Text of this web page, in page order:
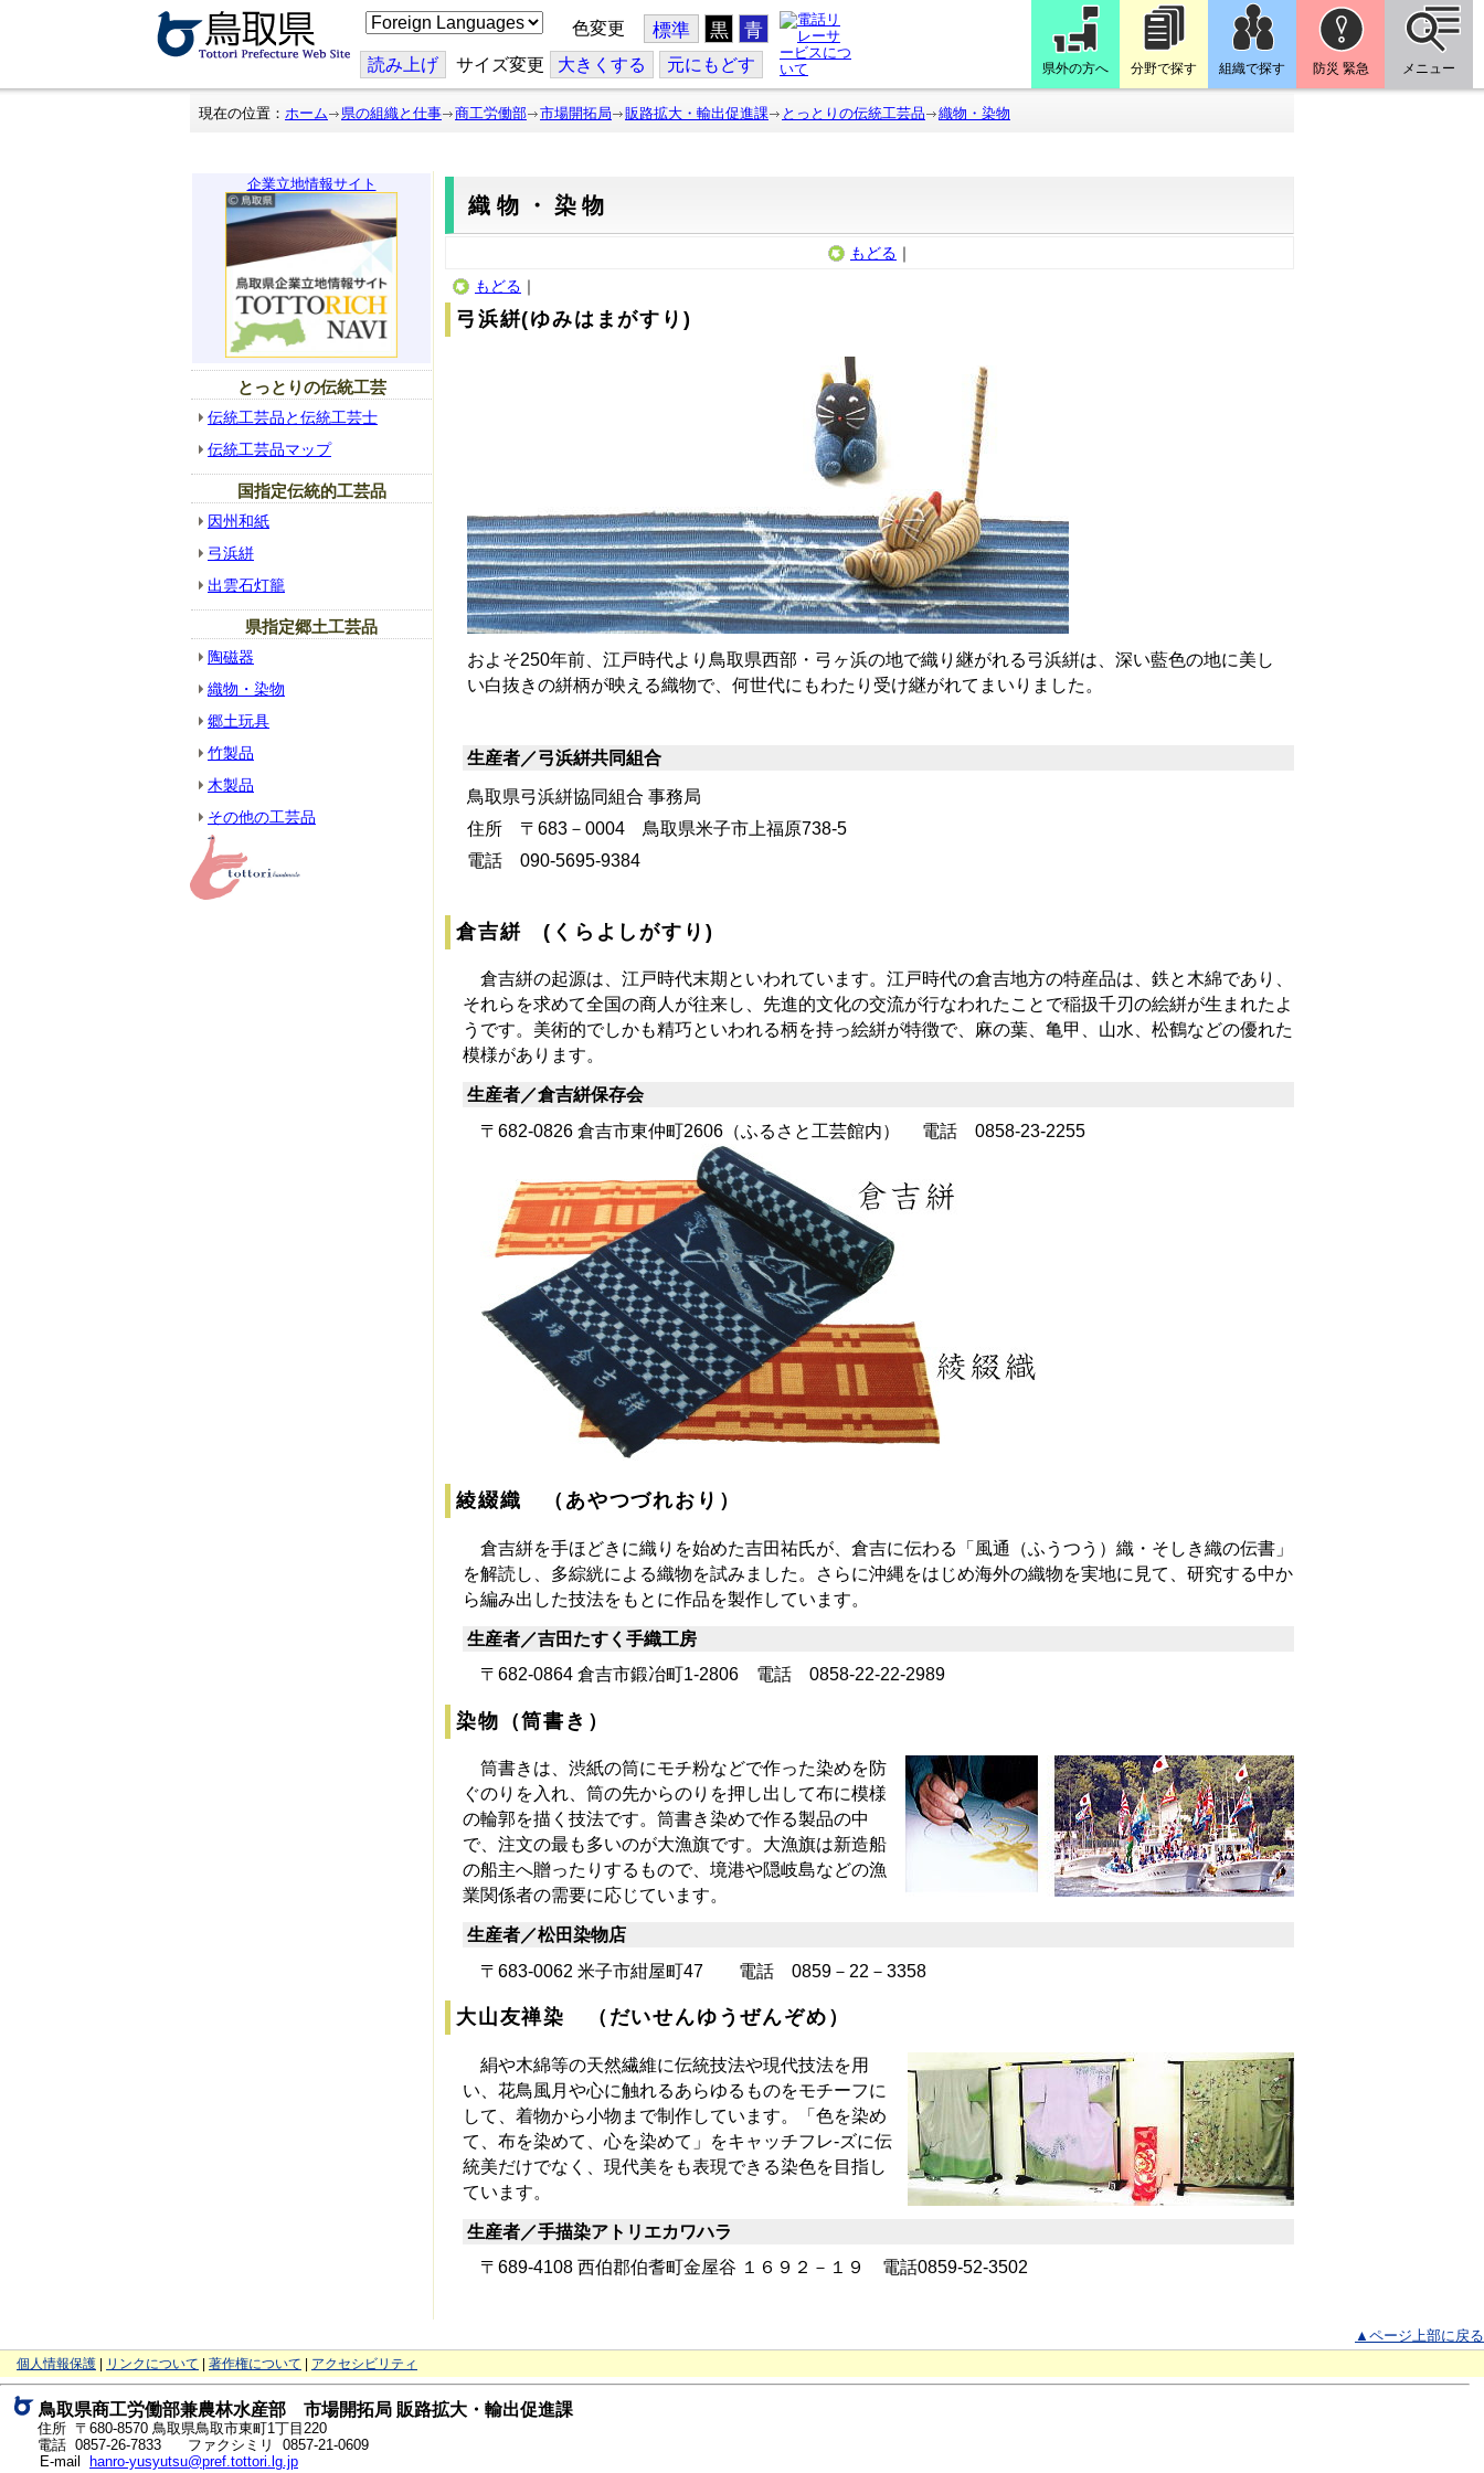
こ
の
ジ
を
翻
色変更 標準 黒 青
読み上げ サイズ変更 大きくする 元にもどす 県外の方へ 分野で探す 組織で探す 防災 緊急 メニュー
現在の位置： ホーム 県の組織と仕事 商工労働部 市場開拓局 販路拡大・輸出促進課 とっとりの伝統工芸品 織物・染物
企業立地情報サイト
とっとりの伝統工芸
伝統工芸品と伝統工芸士
伝統工芸品マップ
国指定伝統的工芸品
因州和紙
弓浜絣
出雲石灯籠
県指定郷土工芸品
陶磁器
織物・染物
郷土玩具
竹製品
木製品
その他の工芸品
織物・染物
もどる ｜
もどる ｜
弓浜絣(ゆみはまがすり)
およそ250年前、江戸時代より鳥取県西部・弓ヶ浜の地で織り継がれる弓浜絣は、深い藍色の地に美し
い白抜きの絣柄が映える織物で、何世代にもわたり受け継がれてまいりました。
生産者／弓浜絣共同組合
鳥取県弓浜絣協同組合 事務局
住所 〒683－0004 鳥取県米子市上福原738-5
電話 090-5695-9384
倉吉絣 (くらよしがすり)
倉吉絣の起源は、江戸時代末期といわれています。江戸時代の倉吉地方の特産品は、鉄と木綿であり、
それらを求めて全国の商人が往来し、先進的文化の交流が行なわれたことで稲扱千刃の絵絣が生まれたよ
うです。美術的でしかも精巧といわれる柄を持っ絵絣が特徴で、麻の葉、亀甲、山水、松鶴などの優れた
模様があります。
生産者／倉吉絣保存会
〒682-0826 倉吉市東仲町2606（ふるさと工芸館内） 電話 0858-23-2255
綾綴織 （あやつづれおり）
倉吉絣を手ほどきに織りを始めた吉田祐氏が、倉吉に伝わる「風通（ふうつう）織・そしき織の伝書」
を解読し、多綜絖による織物を試みました。さらに沖縄をはじめ海外の織物を実地に見て、研究する中か
ら編み出した技法をもとに作品を製作しています。
生産者／吉田たすく手織工房
〒682-0864 倉吉市鍛冶町1-2806 電話 0858-22-22-2989
染物（筒書き）
筒書きは、渋紙の筒にモチ粉などで作った染めを防
ぐのりを入れ、筒の先からのりを押し出して布に模様
の輪郭を描く技法です。筒書き染めで作る製品の中
で、注文の最も多いのが大漁旗です。大漁旗は新造船
の船主へ贈ったりするもので、境港や隠岐島などの漁
業関係者の需要に応じています。
生産者／松田染物店
〒683-0062 米子市紺屋町47 電話 0859－22－3358
大山友禅染 （だいせんゆうぜんぞめ）
絹や木綿等の天然繊維に伝統技法や現代技法を用
い、花鳥風月や心に触れるあらゆるものをモチーフに
して、着物から小物まで制作しています。「色を染め
て、布を染めて、心を染めて」をキャッチフレ-ズに伝
統美だけでなく、現代美をも表現できる染色を目指し
ています。
生産者／手描染アトリエカワハラ
〒689-4108 西伯郡伯耆町金屋谷 １６９２－１９ 電話0859-52-3502
▲ページ上部に戻る
個人情報保護 | と
り
ッ
ト
へ
の
リンクについて | 著作権について | アクセシビリティ
鳥取県商工労働部兼農林水産部 市場開拓局 販路拡大・輸出促進課
住所 〒680-8570 鳥取県鳥取市東町1丁目220
電話 0857-26-7833
ファクシミリ 0857-21-0609
E-mail
hanro-yusyutsu@pref.tottori.lg.jp